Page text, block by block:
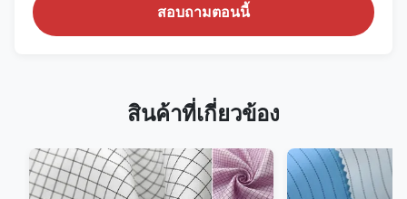
สอบถามตอนนี้
สินค้าที่เกี่ยวข้อง